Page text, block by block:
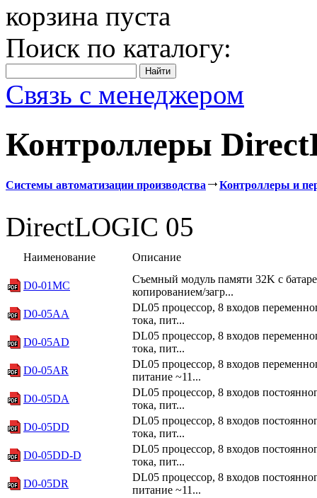
корзина пуста
Поиск по каталогу:
Связь с менеджером
Контроллеры
Системы автоматизации производства Контроллеры и
DirectLOGIC 05
Наименование Описание
D0-01MC
Съемный модуль памяти 32K с
копированием/загр...
D0-05AA
DL05 процессор, 8 входов
тока, пит...
D0-05AD
DL05 процессор, 8 входов
тока, пит...
D0-05AR
DL05 процессор, 8 входов
питание ~11...
D0-05DA
DL05 процессор, 8 входов
тока, пит...
D0-05DD
DL05 процессор, 8 входов
тока, пит...
D0-05DD-D
DL05 процессор, 8 входов
тока, пит...
D0-05DR
DL05 процессор, 8 входов
питание ~11...